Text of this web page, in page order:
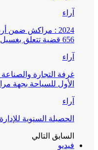
آراء
2024 : مراكش
656 قضية تتعلق بغسيل الأموال
آراء
غرفة التجارة
الأول للسياحة بجهة
آراء
الحصيلة السنوية للإدارة
السابق التالي
فيديو